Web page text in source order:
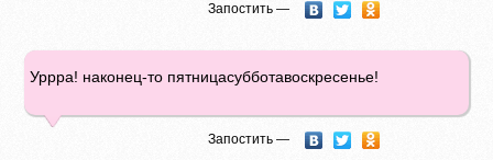
Запостить —
Уррра! наконец-то пятницасубботавоскресенье!
Запостить —